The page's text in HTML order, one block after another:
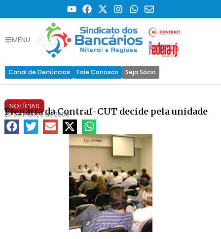
MENU
Canal de Denúncias Fale Conosco Seja Sócio
NOTÍCIAS
Plenária da Contraf-CUT decide pela unidade
25 de março de 2008